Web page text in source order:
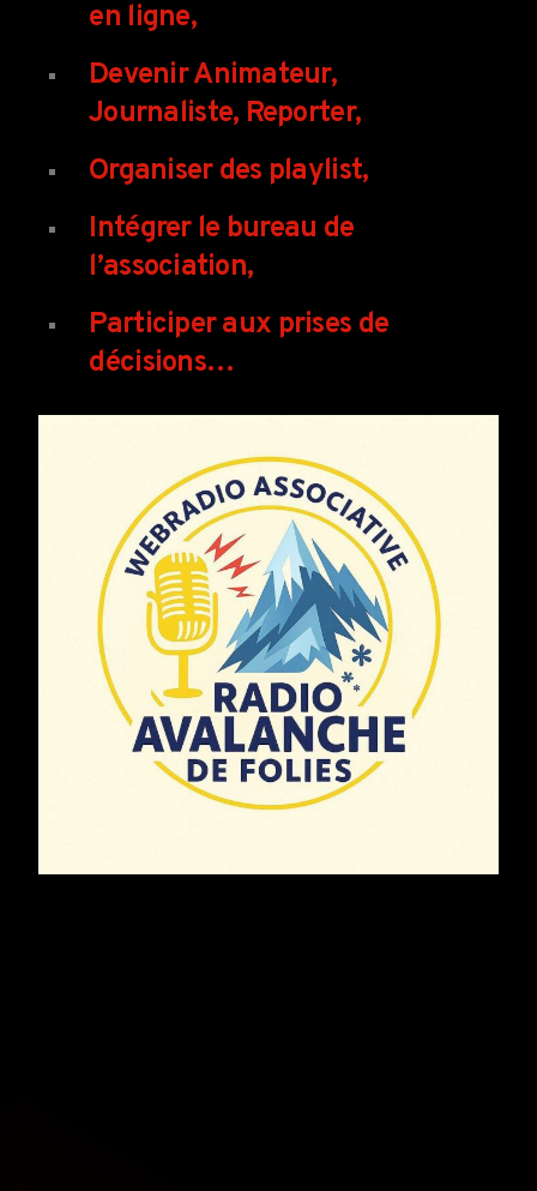
en ligne,
Devenir Animateur,
Journaliste, Reporter,
Organiser des playlist,
Intégrer le bureau de
l’association,
Participer aux prises de
décisions…